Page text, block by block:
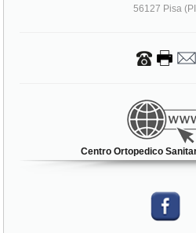
56127 Pisa
Centro Ortopedico